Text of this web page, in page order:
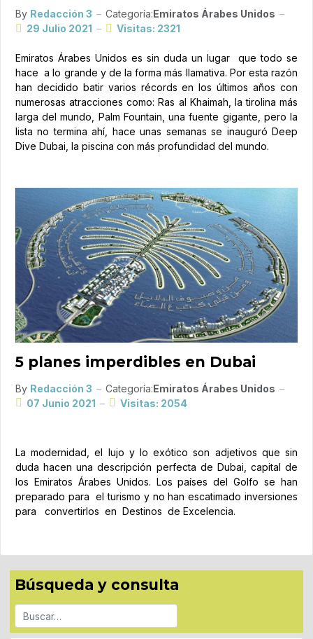
By Redacción 3 Categoría: Emiratos Árabes Unidos
29 Julio 2021
Visitas: 2321
Emiratos Árabes Unidos es sin duda un lugar que todo se
hace a lo grande y de la forma más llamativa. Por esta razón
han decidido batir varios récords en los últimos años con
numerosas atracciones como: Ras al Khaimah, la tirolina más
larga del mundo, Palm Fountain, una fuente gigante, pero la
lista no termina ahí, hace unas semanas se inauguró Deep
Dive Dubai, la piscina con más profundidad del mundo.
5 planes imperdibles en Dubai
By Redacción 3 Categoría:Emiratos Árabes Unidos
07 Junio 2021
Visitas: 2054
La modernidad, el lujo y lo exótico son adjetivos que sin
duda hacen una descripción perfecta de Dubai, capital de
los Emiratos Árabes Unidos. Los países del Golfo se han
preparado para el turismo y no han escatimado inversiones
para convertirlos en Destinos de Excelencia.
Búsqueda y consulta
Buscar